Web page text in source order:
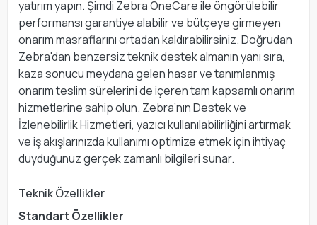
yatırım yapın. Şimdi Zebra OneCare ile öngörülebilir
performansı garantiye alabilir ve bütçeye girmeyen
onarım masraflarını ortadan kaldırabilirsiniz. Doğrudan
Zebra'dan benzersiz teknik destek almanın yanı sıra,
kaza sonucu meydana gelen hasar ve tanımlanmış
onarım teslim sürelerini de içeren tam kapsamlı onarım
hizmetlerine sahip olun. Zebra’nın Destek ve
İzlenebilirlik Hizmetleri, yazıcı kullanılabilirliğini artırmak
ve iş akışlarınızda kullanımı optimize etmek için ihtiyaç
duyduğunuz gerçek zamanlı bilgileri sunar.
Teknik Özellikler
Standart Özellikler